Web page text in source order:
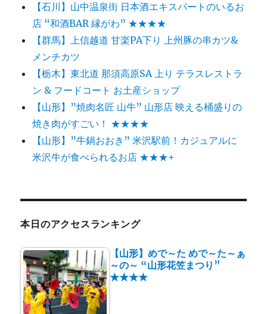
【石川】山中温泉街 日本酒エキスパートのいるお
店 “和酒BAR 縁がわ” ★★★★
【群馬】上信越道 甘楽PA下り 上州豚の串カツ&
メンチカツ
【栃木】東北道 那須高原SA 上り テラスレストラ
ン & フードコート お土産ショップ
【山形】”焼肉名匠 山牛” 山形店 映える桶盛りの
焼き肉がすごい！ ★★★★
【山形】”牛鍋おおき” 米沢駅前！カジュアルに
米沢牛が食べられるお店 ★★★+
本日のアクセスランキング
【山形】めで～た めで～た～ぁ
～の～ “山形花笠まつり”
★★★★